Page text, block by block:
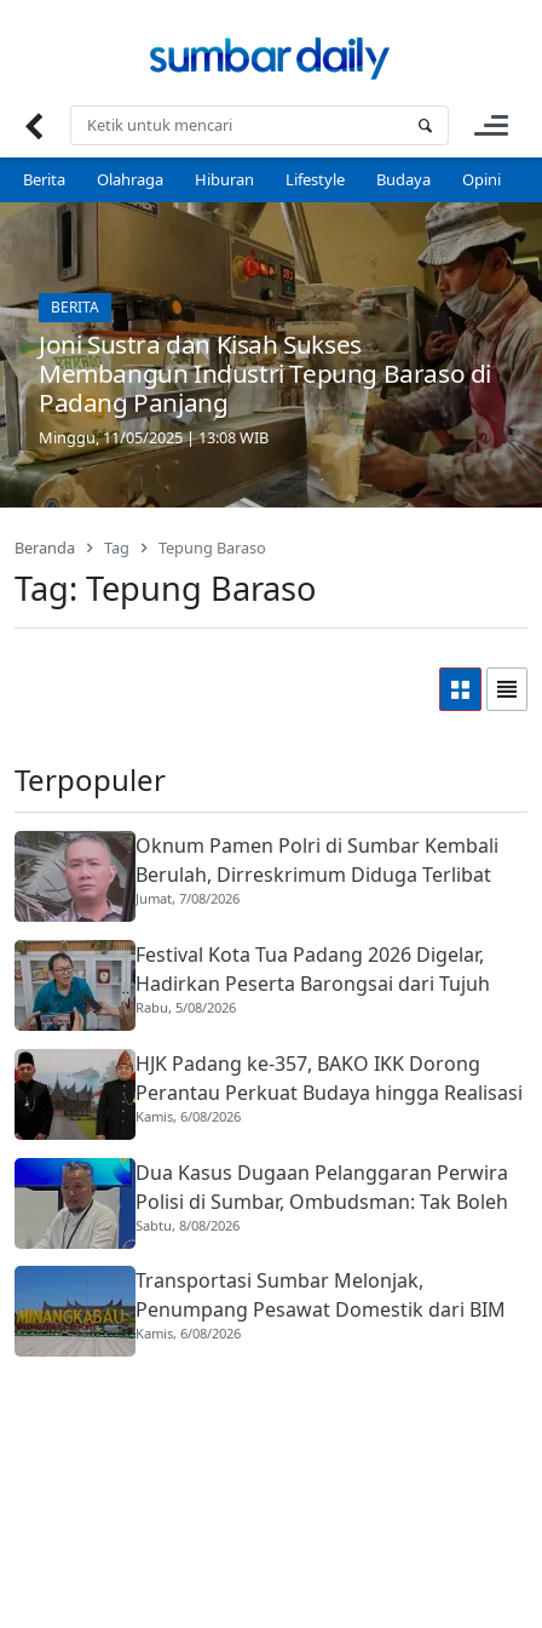
Berita Olahraga Hiburan Lifestyle Budaya Opini
BERITA
Joni Sustra dan Kisah Sukses
Membangun Industri Tepung Baraso di
Padang Panjang
Minggu, 11/05/2025 | 13:08 WIB
Beranda Tag Tepung Baraso
Tag: Tepung Baraso
Terpopuler
Oknum Pamen Polri di Sumbar Kembali
Berulah, Dirreskrimum Diduga Terlibat
Kekerasan dengan Seorang Sopir
Jumat, 7/08/2026
Festival Kota Tua Padang 2026 Digelar,
Hadirkan Peserta Barongsai dari Tujuh
Negara
Rabu, 5/08/2026
HJK Padang ke-357, BAKO IKK Dorong
Perantau Perkuat Budaya hingga Realisasi
Kota Gastronomi
Kamis, 6/08/2026
Dua Kasus Dugaan Pelanggaran Perwira
Polisi di Sumbar, Ombudsman: Tak Boleh
Ada Toleransi
Sabtu, 8/08/2026
Transportasi Sumbar Melonjak,
Penumpang Pesawat Domestik dari BIM
Naik Hampir 33 Persen
Kamis, 6/08/2026